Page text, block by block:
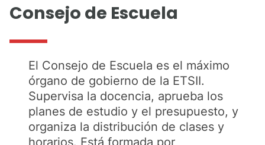
Consejo de Escuela
El Consejo de Escuela es el máximo
órgano de gobierno de la ETSII.
Supervisa la docencia, aprueba los
planes de estudio y el presupuesto, y
organiza la distribución de clases y
horarios. Está formada por